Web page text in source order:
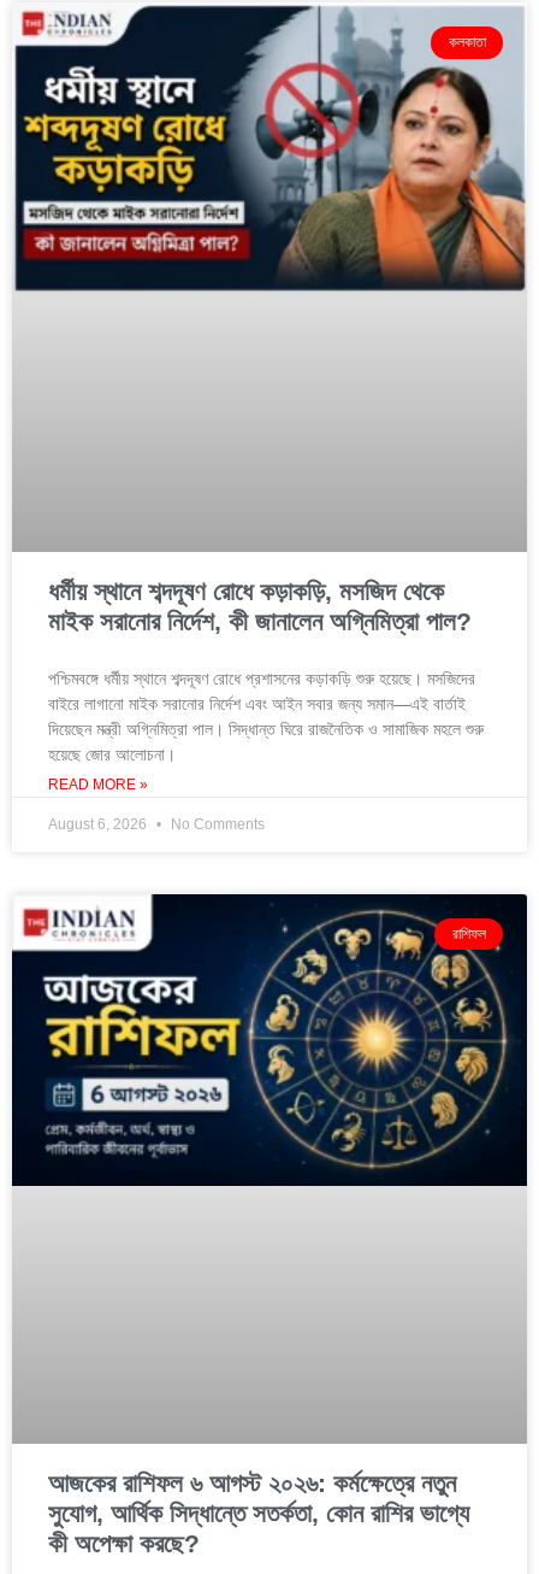
কলকাতা
ধর্মীয় স্থানে শব্দদূষণ রোধে কড়াকড়ি, মসজিদ থেকে
মাইক সরানোর নির্দেশ, কী জানালেন অগ্নিমিত্রা পাল?
পশ্চিমবঙ্গে ধর্মীয় স্থানে শব্দদূষণ রোধে প্রশাসনের কড়াকড়ি শুরু হয়েছে। মসজিদের
বাইরে লাগানো মাইক সরানোর নির্দেশ এবং আইন সবার জন্য সমান—এই বার্তাই
দিয়েছেন মন্ত্রী অগ্নিমিত্রা পাল। সিদ্ধান্ত ঘিরে রাজনৈতিক ও সামাজিক মহলে শুরু
হয়েছে জোর আলোচনা।
READ MORE »
August 6, 2026 No Comments
রাশিফল
আজকের রাশিফল ৬ আগস্ট ২০২৬: কর্মক্ষেত্রে নতুন
সুযোগ, আর্থিক সিদ্ধান্তে সতর্কতা, কোন রাশির ভাগ্যে
কী অপেক্ষা করছে?